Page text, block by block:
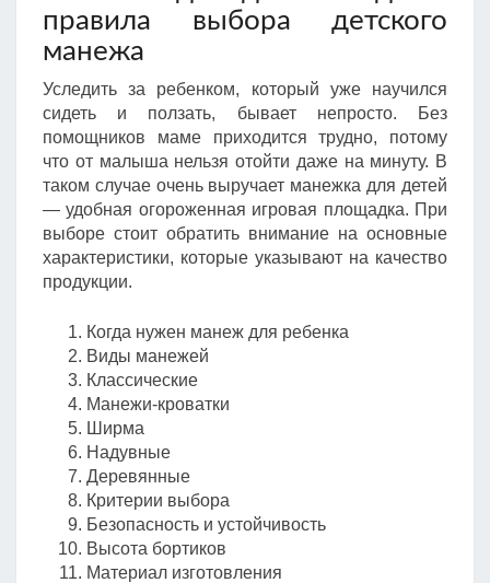
правила выбора детского
манежа
Уследить за ребенком, который уже научился
сидеть и ползать, бывает непросто. Без
помощников маме приходится трудно, потому
что от малыша нельзя отойти даже на минуту. В
таком случае очень выручает манежка для детей
— удобная огороженная игровая площадка. При
выборе стоит обратить внимание на основные
характеристики, которые указывают на качество
продукции.
Когда нужен манеж для ребенка
Виды манежей
Классические
Манежи-кроватки
Ширма
Надувные
Деревянные
Критерии выбора
Безопасность и устойчивость
Высота бортиков
Материал изготовления